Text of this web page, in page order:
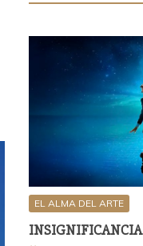
EL ALMA DEL ARTE
INSIGNIFICANCIA